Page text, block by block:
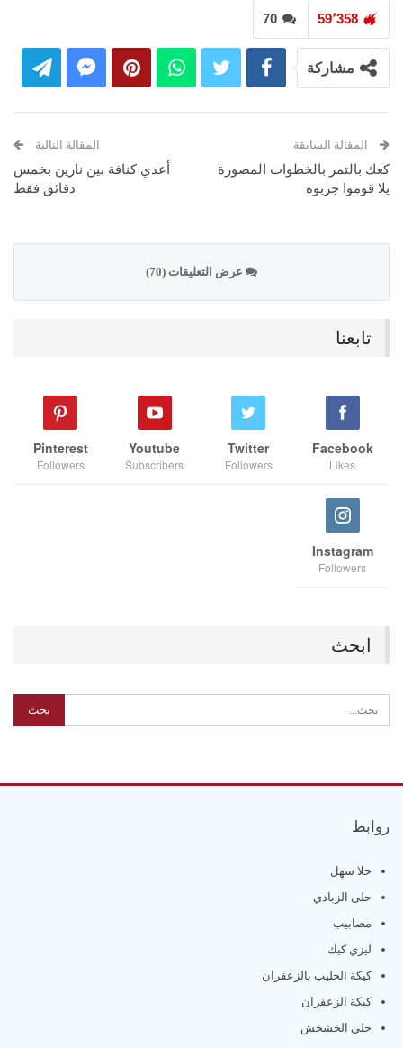
70 59٬358
مشاركة
المقالة السابقة
كعك بالتمر بالخطوات المصورة
يلا قوموا جربوه
المقالة التالية
أعدي كنافة بين نارين بخمس
دقائق فقط
عرض التعليقات (70)
تابعنا
Facebook
Likes
Twitter
Followers
Youtube
Subscribers
Pinterest
Followers
Instagram
Followers
ابحث
روابط
حلا سهل
حلى الزبادي
مصابيب
ليزي كيك
كيكة الحليب بالزعفران
كيكة الزعفران
حلى الخشخش